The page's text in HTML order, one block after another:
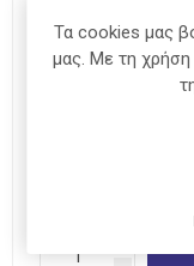
Τα cookies μας
μας. Με τη